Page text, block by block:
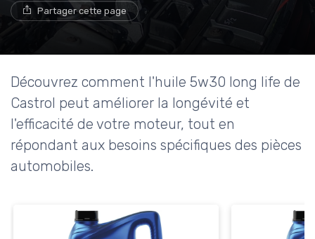
Partager cette page
Découvrez comment l'huile 5w30 long life de
Castrol peut améliorer la longévité et
l'efficacité de votre moteur, tout en
répondant aux besoins spécifiques des pièces
automobiles.